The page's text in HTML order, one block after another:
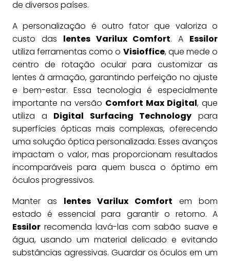
de diversos países.
A personalização é outro fator que valoriza o
custo das lentes Varilux Comfort. A Essilor
utiliza ferramentas como o Visioffice, que mede o
centro de rotação ocular para customizar as
lentes à armação, garantindo perfeição no ajuste
e bem-estar. Essa tecnologia é especialmente
importante na versão Comfort Max Digital, que
utiliza a Digital Surfacing Technology para
superfícies ópticas mais complexas, oferecendo
uma solução óptica personalizada. Esses avanços
impactam o valor, mas proporcionam resultados
incomparáveis para quem busca o óptimo em
óculos progressivos.
Manter as lentes Varilux Comfort em bom
estado é essencial para garantir o retorno. A
Essilor recomenda lavá-las com sabão suave e
água, usando um material delicado e evitando
substâncias agressivas. Guardar os óculos em um